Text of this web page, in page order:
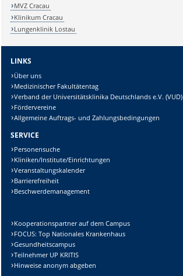
MVZ Cracau
Klinikum Cracau
Lungenklinik Lostau
LINKS
Über uns
Medizinischer Fakultätentag
Verband der Universitätsklinika Deutschlands e.V. (VUD)
Fördervereine
Allgemeine Auftrags- und Zahlungsbedingungen
SERVICE
Personensuche
Kliniken/Institute/Einrichtungen
Veranstaltungskalender
Barrierefreiheit
Beschwerdemanagement
Kooperationspartner auf dem Campus
FOCUS: Top Nationales Krankenhaus
Gesundheitscampus
Teilnehmer UP KRITIS
Hinweise anonym abgeben